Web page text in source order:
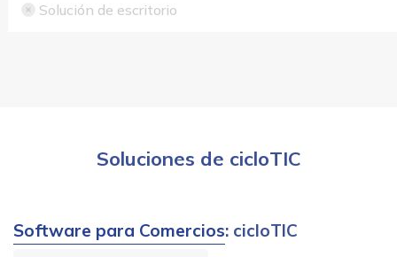
Solución de escritorio
Soluciones de cicloTIC
Software para Comercios: cicloTIC